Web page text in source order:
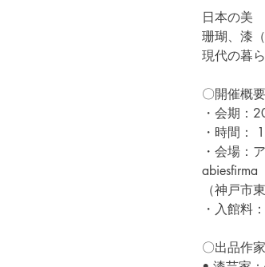
日本の美
珊瑚、漆
現代の暮
〇開催概要
・会期：
・時間：
・会場：
abiesfirma
（神戸市
・入館料
〇出品作家